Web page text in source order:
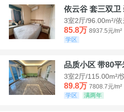
依云谷 套三双卫
3室2厅/96.00m²/依
85.8万 8937.5元/m²
学区
品质小区 带80
3室2厅/115.00m²/
89.8万 7808.7元/m²
学区
满两年